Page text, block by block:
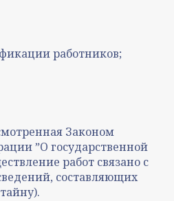
работников;
Законом
ˮО государственной
работ связано с
составляющих